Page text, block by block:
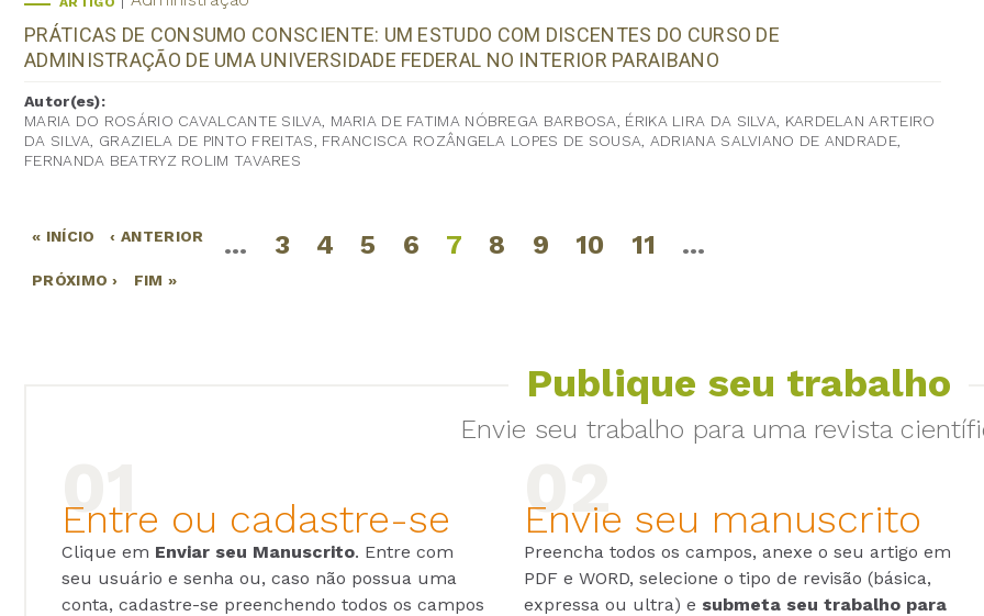
PRÁTICAS DE CONSUMO CONSCIENTE: UM ESTUDO COM DISCENTES DO CURSO DE
ADMINISTRAÇÃO DE UMA UNIVERSIDADE FEDERAL NO INTERIOR PARAIBANO
Autor(es):
MARIA DO ROSÁRIO CAVALCANTE SILVA, MARIA DE FATIMA NÓBREGA BARBOSA, ÉRIKA LIRA DA SILVA, KARDELAN ARTEIRO
DA SILVA, GRAZIELA DE PINTO FREITAS, FRANCISCA ROZÂNGELA LOPES DE SOUSA, ADRIANA SALVIANO DE ANDRADE,
FERNANDA BEATRYZ ROLIM TAVARES
Páginas
« INÍCIO ‹ ANTERIOR … 3 4 5 6 7 8 9 10 11 …
PRÓXIMO › FIM »
Publique seu trabalho
Envie seu trabalho para uma revista
Entre ou cadastre-se
Clique em Enviar seu Manuscrito. Entre com
seu usuário e senha ou, caso não possua uma
conta, cadastre-se preenchendo todos os campos
Envie seu manuscrito
Preencha todos os campos, anexe o seu artigo em
PDF e WORD, selecione o tipo de revisão (básica,
expressa ou ultra) e submeta seu trabalho para